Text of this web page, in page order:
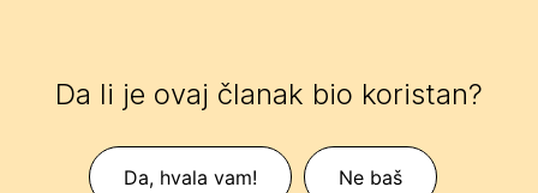
Da li je ovaj članak bio koristan?
Da, hvala vam! Ne baš